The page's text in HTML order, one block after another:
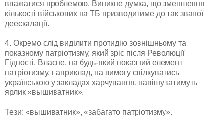
вважатися проблемою. Виникне думка, що зменшення
кількості військових на ТБ призводитиме до так званої
деескалації.
4. Окремо слід виділити протидію зовнішньому та
показному патріотизму, який зріс після Революції
Гідності. Власне, на будь-який показний елемент
патріотизму, наприклад, на вимогу спілкуватись
українською у закладах харчування, навішуватимуть
ярлик «вышиватник».
Тези: «вышиватник», «забагато патріотизму».